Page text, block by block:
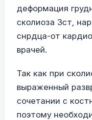
деформация
сколиоза 3ст,
снрдца-от
врачей.
Так как при
выраженный
сочетании с
поэтому